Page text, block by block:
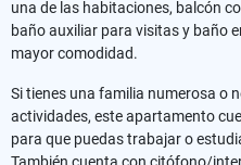
una de las habitaciones, balcón
baño auxiliar para visitas y baño
mayor comodidad.
Si tienes una familia numerosa o
actividades, este apartamento
para que puedas trabajar o